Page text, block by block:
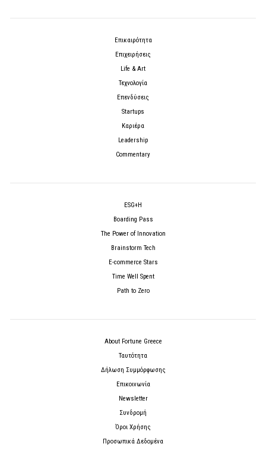
Επικαιρότητα
Επιχειρήσεις
Life & Art
Τεχνολογία
Επενδύσεις
Startups
Καριέρα
Leadership
Commentary
ESG+H
Boarding Pass
The Power of Innovation
Brainstorm Tech
E-commerce Stars
Time Well Spent
Path to Zero
About Fortune Greece
Ταυτότητα
Δήλωση Συμμόρφωσης
Επικοινωνία
Newsletter
Συνδρομή
Όροι Χρήσης
Προσωπικά Δεδομένα